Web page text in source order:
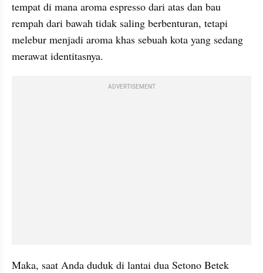
tempat di mana aroma espresso dari atas dan bau
rempah dari bawah tidak saling berbenturan, tetapi
melebur menjadi aroma khas sebuah kota yang sedang
merawat identitasnya.
ADVERTISEMENT
​Maka, saat Anda duduk di lantai dua Setono Betek